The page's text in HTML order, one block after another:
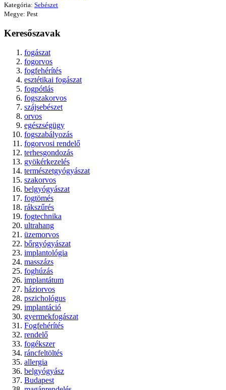
Kategória: Sebészet
Megye: Pest
Keresőszavak
fogászat
fogorvos
fogfehérítés
esztétikai fogászat
fogpótlás
fogszakorvos
szájsebészet
orvos
egészségügy
fogszabályozás
fogorvosi rendelő
terhesgondozás
gyökérkezelés
természetgyógyászat
szakorvos
belgyógyászat
fogtömés
rákszűrés
fogtechnika
ultrahang
üzemorvos
bőrgyógyászat
implantológia
masszázs
foghúzás
implantátum
háziorvos
pszichológus
implantáció
gyermekfogászat
Fogfehérítés
rendelő
fogékszer
ráncfeltöltés
allergia
belgyógyász
Budapest